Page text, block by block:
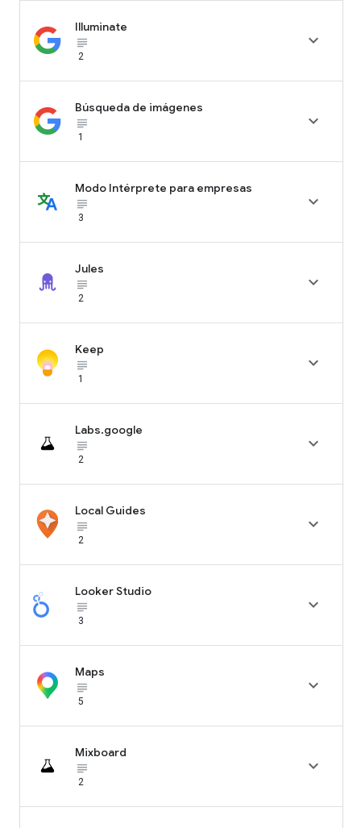
Illuminate
subject_black
2

Búsqueda de imágenes
subject_black
1

Modo Intérprete para empresas
subject_black
3

Jules
subject_black
2

Keep
subject_black
1

Labs.google
subject_black
2

Local Guides
subject_black
2

Looker Studio
subject_black
3

Maps
subject_black
5

Mixboard
subject_black
2
